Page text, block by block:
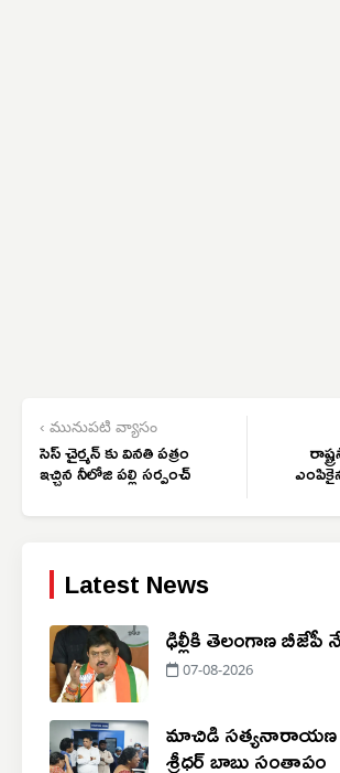
‹ మునుపటి వ్యాసం
సెస్ చైర్మన్ కు వినతి పత్రం
ఇచ్చిన నీలోజి పల్లి సర్పంచ్
Latest News
ఢిల్లీకి తెలంగాణ బీజేపీ
07-08-2026
మాచిడి సత్యనారాయణ
శ్రీధర్ బాబు సంతాపం